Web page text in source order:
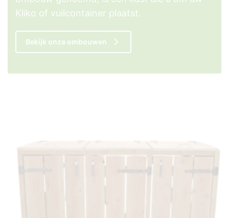
Kliko of vuilcontainer plaatst.
Bekijk onze ombouwen